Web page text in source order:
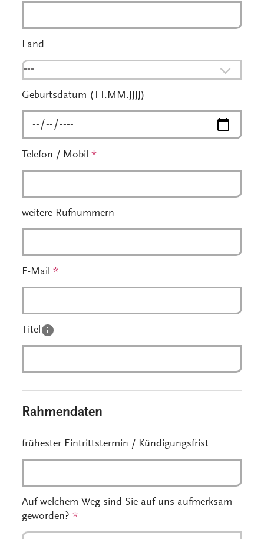
Land
---
Geburtsdatum (TT.MM.JJJJ)
Telefon / Mobil*
weitere Rufnummern
E-Mail*
Titel
Rahmendaten
frühester Eintrittstermin / Kündigungsfrist
Auf welchem Weg sind Sie auf uns aufmerksam
geworden?*